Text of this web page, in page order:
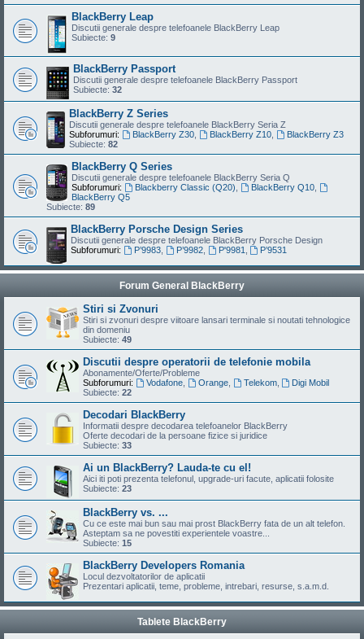
BlackBerry Leap
Discutii generale despre telefoanele BlackBerry Leap
Subiecte: 9
BlackBerry Passport
Discutii generale despre telefoanele BlackBerry Passport
Subiecte: 32
BlackBerry Z Series
Discutii generale despre telefoanele BlackBerry Seria Z
Subforumuri:
BlackBerry Z30, BlackBerry Z10,
BlackBerry Z3
Subiecte: 82
BlackBerry Q Series
Discutii generale despre telefoanele BlackBerry Seria Q
Subforumuri:
Blackberry Classic (Q20) BlackBerry Q10,
BlackBerry Q5
Subiecte: 89
BlackBerry Porsche Design Series
Discutii generale despre telefoanele BlackBerry Porsche Design
Subforumuri:
P’9983, P’9982, P'9981 P’9531
Forum General BlackBerry
Stiri si Zvonuri
Stiri si zvonuri despre viitoare lansari terminale si noutati tehnologice
din domeniu
Subiecte: 49
Discutii despre operatorii de telefonie mobila
Abonamente/Oferte/Probleme
Subforumuri:
Vodafone, Orange, Telekom,
Digi Mobil
Subiecte: 22
Decodari BlackBerry
Informatii despre decodarea telefoanelor BlackBerry
Oferte decodari de la persoane fizice si juridice
Subiecte: 33
Ai un BlackBerry? Lauda-te cu el!
Aici iti poti prezenta telefonul, upgrade-uri facute, aplicatii folosite
Subiecte: 23
BlackBerry vs. ...
Cu ce este mai bun sau mai prost BlackBerry fata de un alt telefon.
Asteptam sa ne povestiti experientele voastre...
Subiecte: 15
BlackBerry Developers Romania
Locul dezvoltatorilor de aplicatii
Prezentari aplicatii, teme, probleme, intrebari, resurse, s.a.m.d.
Tablete BlackBerry